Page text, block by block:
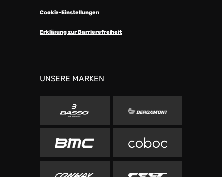
Cookie-Einstellungen
Erklärung zur Barrierefreiheit
UNSERE MARKEN